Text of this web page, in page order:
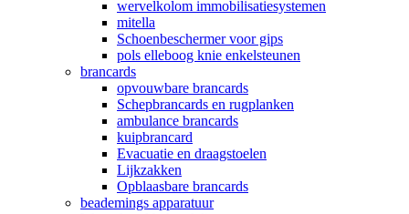
wervelkolom immobilisatiesystemen
mitella
Schoenbeschermer voor gips
pols elleboog knie enkelsteunen
brancards
opvouwbare brancards
Schepbrancards en rugplanken
ambulance brancards
kuipbrancard
Evacuatie en draagstoelen
Lijkzakken
Opblaasbare brancards
beademings apparatuur